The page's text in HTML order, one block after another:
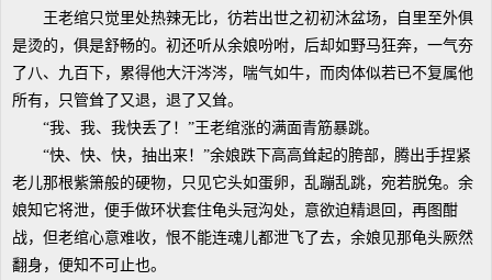
王老绾只觉里处热辣无比，彷若出世之初初沐盆场，自里至外俱
是烫的，俱是舒畅的。初还听从余娘吩咐，后却如野马狂奔，一气夯
了八、九百下，累得他大汗涔涔，喘气如牛，而肉体似若已不复属他
所有，只管耸了又退，退了又耸。
“我、我、我快丢了！”王老绾涨的满面青筋暴跳。
“快、快、快，抽出来！”余娘跌下高高耸起的胯部，腾出手捏紧
老儿那根紫箫般的硬物，只见它头如蛋卵，乱蹦乱跳，宛若脱兔。余
娘知它将泄，便手做环状套住龟头冠沟处，意欲迫精退回，再图酣
战，但老绾心意难收，恨不能连魂儿都泄飞了去，余娘见那龟头厥然
翻身，便知不可止也。